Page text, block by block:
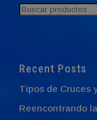
Buscar
Recent Posts
Tipos de Cruces
Reencontrando